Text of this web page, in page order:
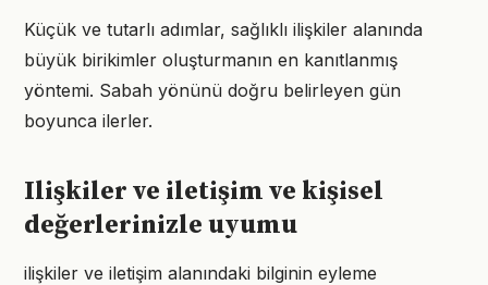
Küçük ve tutarlı adımlar, sağlıklı ilişkiler alanında
büyük birikimler oluşturmanın en kanıtlanmış
yöntemi. Sabah yönünü doğru belirleyen gün
boyunca ilerler.
Ilişkiler ve iletişim ve kişisel
değerlerinizle uyumu
ilişkiler ve iletişim alanındaki bilginin eyleme